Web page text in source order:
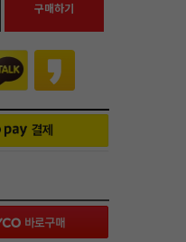
구매하기